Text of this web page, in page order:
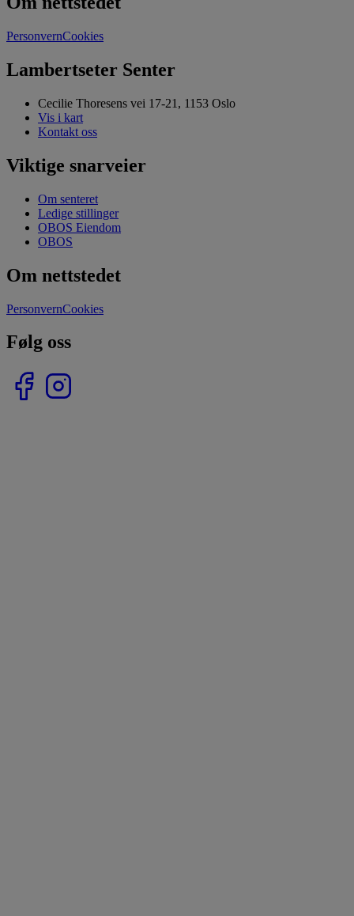
PersonvernCookies
Lambertseter Senter
Cecilie Thoresens vei 17-21, 1153 Oslo
Vis i kart
Kontakt oss
Viktige snarveier
Om senteret
Ledige stillinger
OBOS Eiendom
OBOS
Om nettstedet
PersonvernCookies
Følg oss